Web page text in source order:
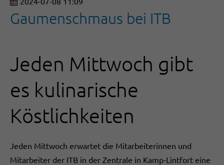
Gaumenschmaus bei ITB
Jeden Mittwoch gibt
es kulinarische
Köstlichkeiten
Jeden Mittwoch erwartet die Mitarbeiterinnen und
Mitarbeiter der ITB in der Zentrale in Kamp-Lintfort eine